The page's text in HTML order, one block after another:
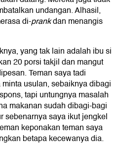
undangan. Alhasil,
di-prankdan menangis
yang tak lain adalah ibu si
20 porsi takjil dan mangut
Teman saya tadi
usulan, sebaiknya dibagi
tapi untungnya masalah
makanan sudah dibagi-bagi
sebenarnya saya ikut jengkel
keponakan teman saya
betapa kecewanya dia.